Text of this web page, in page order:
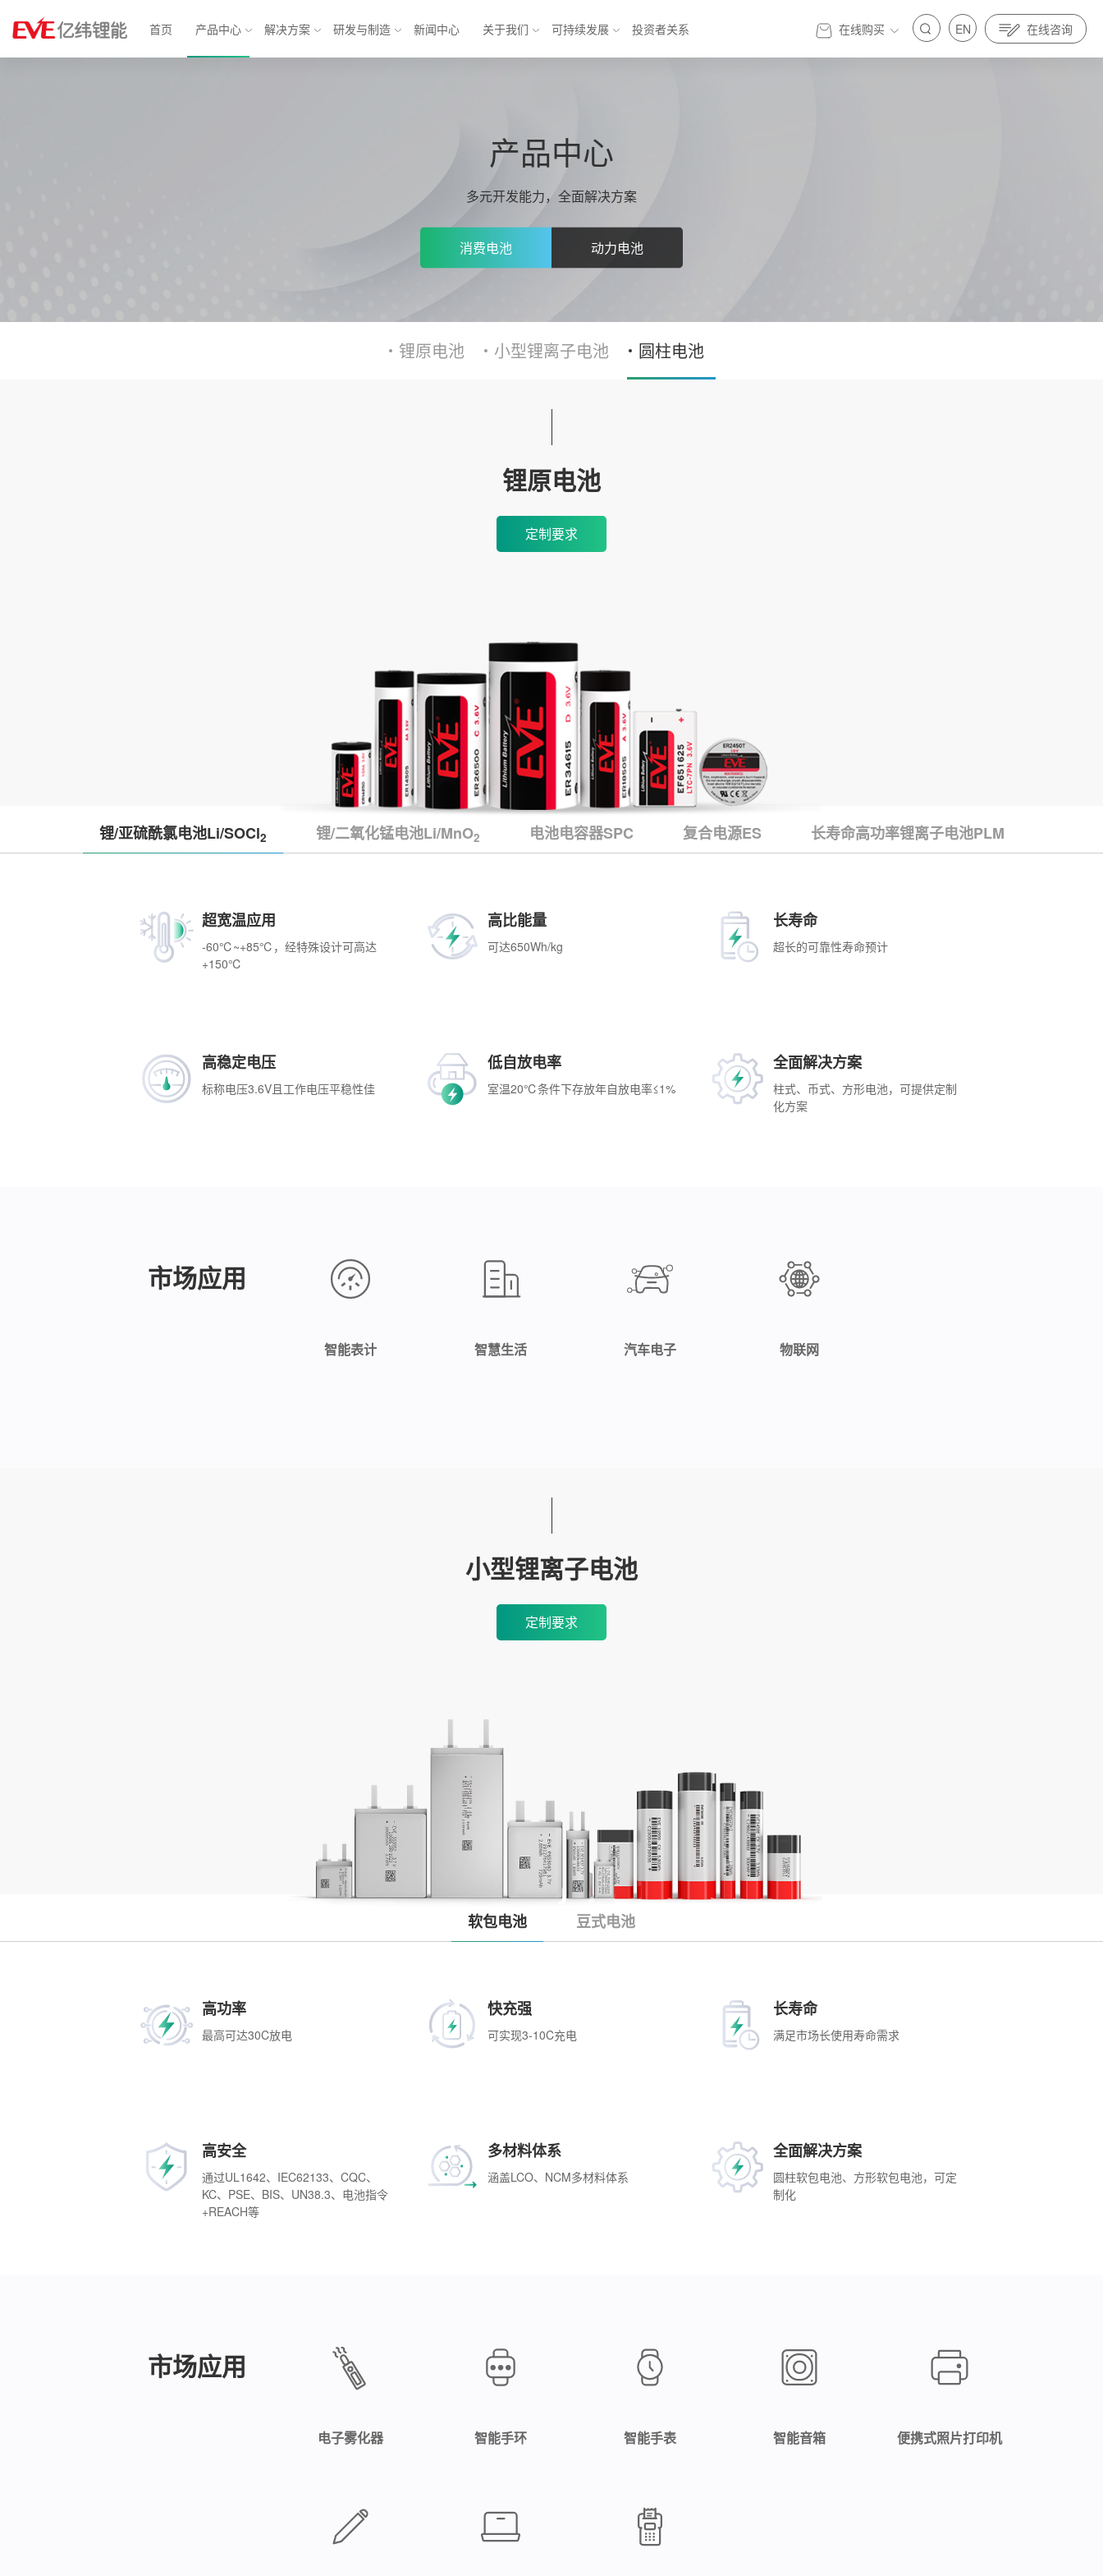
首页 产品中心 解决方案 研发与制造 新闻中心 关于我们 可持续发展 投资者关系 在线购买 EN 在线咨询
方形三元电池
软包铁锂电池
大圆柱电池
模组
电池系统
商业应用
储能
产品中心
多元开发能力，全面解决方案
消费电池 动力电池
锂原电池 小型锂离子电池 圆柱电池
锂原电池
定制要求
锂/亚硫酰氯电池Li/SOCl2 锂/二氧化锰电池Li/MnO2 电池电容器SPC 复合电源ES 长寿命高功率锂离子电池PLM
超宽温应用
-60℃~+85℃，经特殊设计可高达
+150℃
高比能量
可达650Wh/kg
长寿命
超长的可靠性寿命预计
高稳定电压
标称电压3.6V且工作电压平稳性佳
低自放电率
室温20℃条件下存放年自放电率≤1%
全面解决方案
柱式、币式、方形电池，可提供定制
化方案
市场应用
智能表计 智慧生活 汽车电子 物联网
小型锂离子电池
定制要求
软包电池 豆式电池
高功率
最高可达30C放电
快充强
可实现3-10C充电
长寿命
满足市场长使用寿命需求
高安全
通过UL1642、IEC62133、CQC、
KC、PSE、BIS、UN38.3、电池指令
+REACH等
多材料体系
涵盖LCO、NCM多材料体系
全面解决方案
圆柱软包电池、方形软包电池，可定
制化
市场应用
电子雾化器 智能手环 智能手表 智能音箱 便携式照片打印机